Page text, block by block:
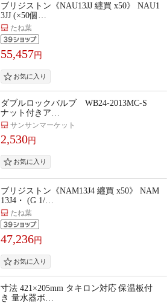
ブリジストン《NAU13JJ 纒買 x50》 NAU1
3JJ (×50個…
たね葉
55,457円
ダブルロックバルブ WB24-2013MC-S
ナット付きア…
サンサンマーケット
2,530円
ブリジストン《NAM13J4 纒買 x50》 NAM
13J4・ (G 1/…
たね葉
47,236円
寸法 421×205mm タキロン対応 保温板付
き 量水器ボ…